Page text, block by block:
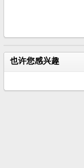
也许您感兴趣